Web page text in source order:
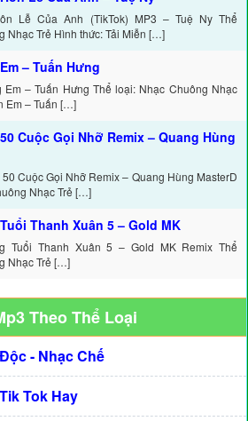
Lễ Của Anh (TikTok) MP3 – Tuệ Ny Thể
Nhạc Trẻ Hình thức: Tải Miễn […]
– Tuấn Hưng
Em – Tuấn Hưng Thể loại: Nhạc Chuông Nhạc
Em – Tuấn […]
Cuộc Gọi Nhỡ Remix – Quang Hùng
Cuộc Gọi Nhỡ Remix – Quang Hùng MasterD
Nhạc Trẻ […]
Thanh Xuân 5 – Gold MK
Tuổi Thanh Xuân 5 – Gold MK Remix Thể
Nhạc Trẻ […]
Theo Thể Loại
- Nhạc Chế
Tok Hay